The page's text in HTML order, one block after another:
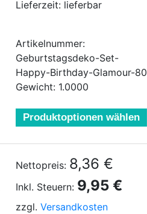
Lieferzeit: lieferbar
Artikelnummer:
Geburtstagsdeko-Set-
Happy-Birthday-Glamour-80
Gewicht: 1.0000
Produktoptionen wählen
Nettopreis: 8,36 €
Inkl. Steuern: 9,95 €
zzgl. Versandkosten